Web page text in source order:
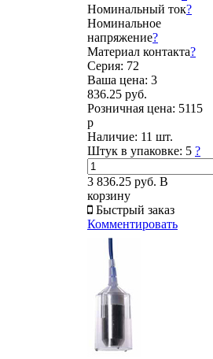
Номинальный ток?
Номинальное
напряжение?
Материал контакта?
Серия: 72
Ваша цена: 3
836.25 руб.
Розничная цена: 5115
р
Наличие: 11 шт.
Штук в упаковке: 5 ?
3 836.25 руб. В
корзину
Быстрый заказ
Комментировать